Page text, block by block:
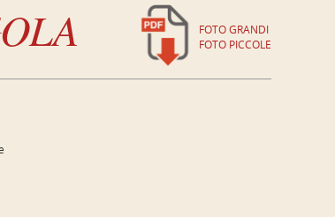
FOTO GRANDI
FOTO PICCOLE